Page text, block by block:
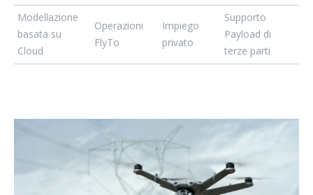
Modellazione
basata su
Cloud
Operazioni
FlyTo
Impiego
privato
Supporto
Payload di
terze parti